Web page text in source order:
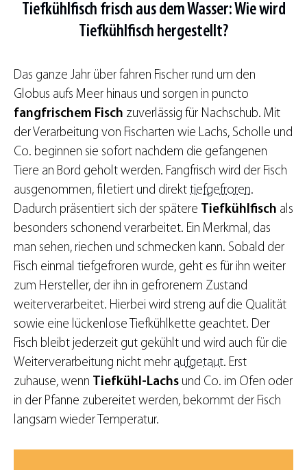
Tiefkühlfisch frisch aus dem Wasser: Wie wird
Tiefkühlfisch hergestellt?
Das ganze Jahr über fahren Fischer rund um den
Globus aufs Meer hinaus und sorgen in puncto
fangfrischem Fisch zuverlässig für Nachschub. Mit
der Verarbeitung von Fischarten wie Lachs, Scholle und
Co. beginnen sie sofort nachdem die gefangenen
Tiere an Bord geholt werden. Fangfrisch wird der Fisch
ausgenommen, filetiert und direkt tiefgefroren.
Dadurch präsentiert sich der spätere
Tiefkühlfisch als
besonders schonend verarbeitet. Ein Merkmal, das
man sehen, riechen und schmecken kann. Sobald der
Fisch einmal tiefgefroren wurde, geht es für ihn weiter
zum Hersteller, der ihn in gefrorenem Zustand
weiterverarbeitet. Hierbei wird streng auf die Qualität
sowie eine lückenlose Tiefkühlkette geachtet. Der
Fisch bleibt jederzeit gut gekühlt und wird auch für die
Weiterverarbeitung nicht mehr aufgetaut. Erst
zuhause, wenn
Tiefkühl-Lachs und Co. im Ofen oder
in der Pfanne zubereitet werden, bekommt der Fisch
langsam wieder Temperatur.